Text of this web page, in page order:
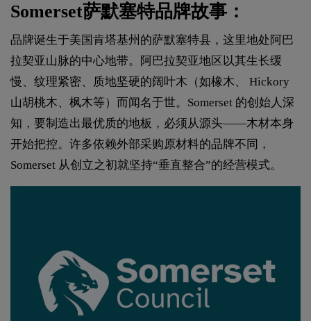
Somerset萨默塞特品牌故事：
品牌诞生于美国肯塔基州的萨默塞特县，这里地处阿巴
拉契亚山脉的中心地带。阿巴拉契亚地区以其生长缓
慢、纹理紧密、质地坚硬的阔叶木（如橡木、 Hickory
山胡桃木、枫木等）而闻名于世。Somerset 的创始人深
知，要制造出最优质的地板，必须从源头——木材本身
开始把控。许多依赖外部采购原材料的品牌不同，
Somerset 从创立之初就坚持“垂直整合”的经营模式。